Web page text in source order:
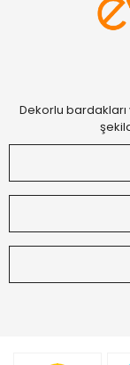
Dekorlu